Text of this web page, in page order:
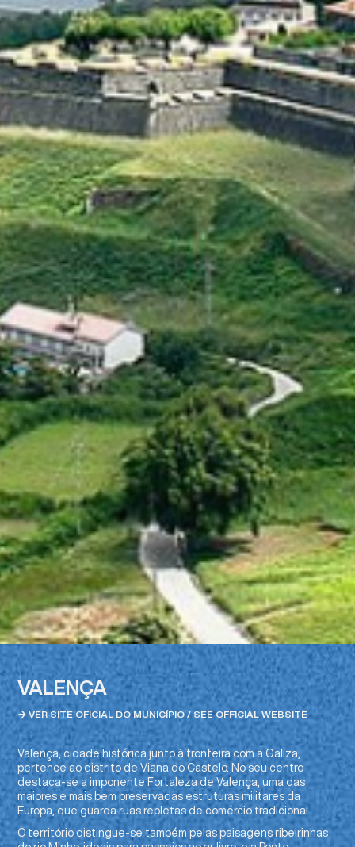
VALENÇA
→ VER SITE OFICIAL DO MUNICÍPIO / SEE OFFICIAL WEBSITE
Valença, cidade histórica junto à fronteira com a Galiza,
pertence ao distrito de Viana do Castelo. No seu centro
destaca-se a imponente Fortaleza de Valença, uma das
maiores e mais bem preservadas estruturas militares da
Europa, que guarda ruas repletas de comércio tradicional.
O território distingue-se também pelas paisagens ribeirinhas